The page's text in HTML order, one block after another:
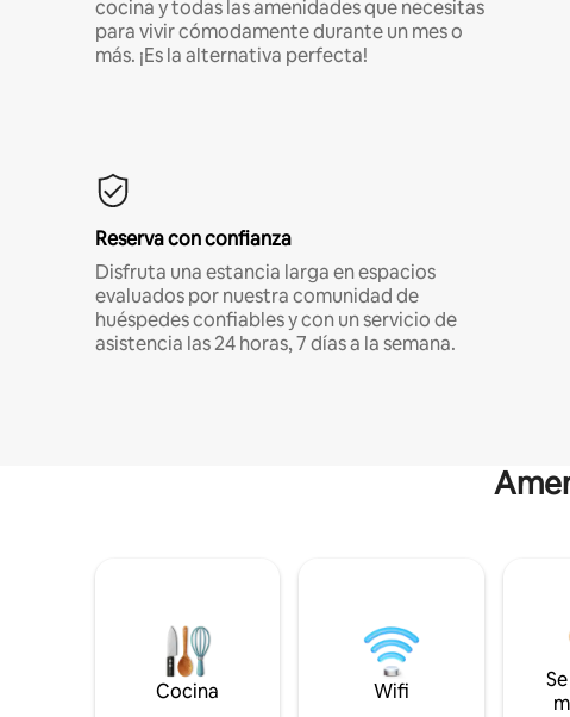
cocina y todas las amenidades que necesitas
para vivir cómodamente durante un mes o
más. ¡Es la alternativa perfecta!
Reserva con confianza
Disfruta una estancia larga en espacios
evaluados por nuestra comunidad de
huéspedes confiables y con un servicio de
asistencia las 24 horas, 7 días a la semana.
Cocina Wifi